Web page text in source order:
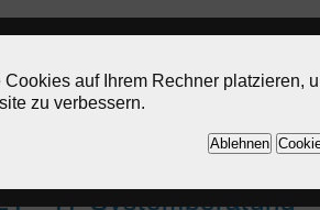
auf Ihrem Rechner platzieren,
zu verbessern.
Ablehnen
- IT-Systemberatung